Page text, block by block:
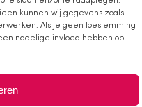
kunnen wij gegevens zoals
Als je geen toestemming
nadelige invloed hebben op